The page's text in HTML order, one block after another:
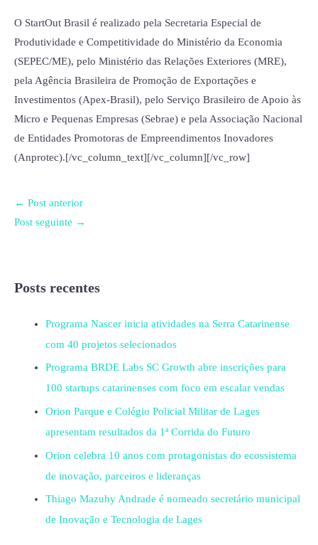
O StartOut Brasil é realizado pela Secretaria Especial de
Produtividade e Competitividade do Ministério da Economia
(SEPEC/ME), pelo Ministério das Relações Exteriores (MRE),
pela Agência Brasileira de Promoção de Exportações e
Investimentos (Apex-Brasil), pelo Serviço Brasileiro de Apoio às
Micro e Pequenas Empresas (Sebrae) e pela Associação Nacional
de Entidades Promotoras de Empreendimentos Inovadores
(Anprotec).[/vc_column_text][/vc_column][/vc_row]
← Post anterior
Post seguinte →
Posts recentes
Programa Nascer inicia atividades na Serra Catarinense
com 40 projetos selecionados
Programa BRDE Labs SC Growth abre inscrições para
100 startups catarinenses com foco em escalar vendas
Orion Parque e Colégio Policial Militar de Lages
apresentam resultados da 1ª Corrida do Futuro
Orion celebra 10 anos com protagonistas do ecossistema
de inovação, parceiros e lideranças
Thiago Mazuhy Andrade é nomeado secretário municipal
de Inovação e Tecnologia de Lages